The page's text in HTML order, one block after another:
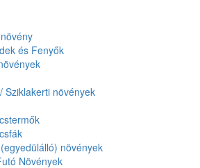
és Fenyők
Sziklakerti növények
növények
Növények